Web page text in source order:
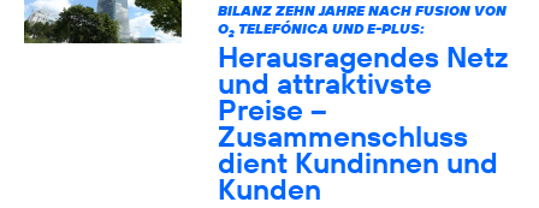
BILANZ ZEHN JAHRE NACH FUSION VON
O2TELEFÓNICA UND E-PLUS:
Herausragendes Netz
und attraktivste
Preise –
Zusammenschluss
dient Kundinnen und
Kunden